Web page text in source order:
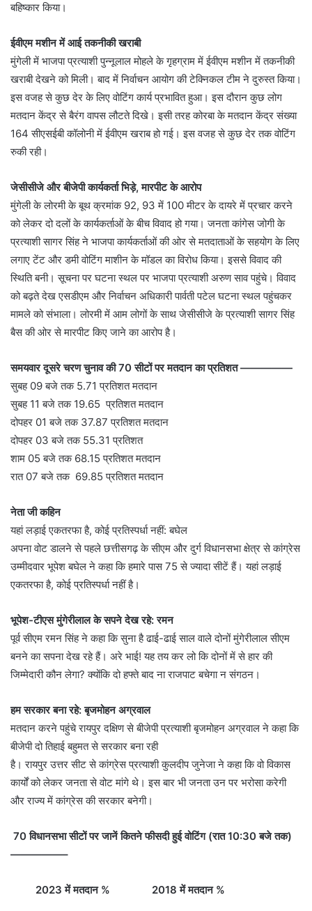
बहिष्कार किया।
ईवीएम मशीन में आई तकनीकी खराबी
मुंगेली में भाजपा प्रत्याशी पुन्नूलाल मोहले के गृहग्राम में ईवीएम मशीन में तकनीकी
खराबी देखने को मिली। बाद में निर्वाचन आयोग की टेक्निकल टीम ने दुरुस्त किया।
इस वजह से कुछ देर के लिए वोटिंग कार्य प्रभावित हुआ। इस दौरान कुछ लोग
मतदान केंद्र से बैरंग वापस लौटते दिखे। इसी तरह कोरबा के मतदान केंद्र संख्या
164 सीएसईबी कॉलोनी में ईवीएम खराब हो गई। इस वजह से कुछ देर तक वोटिंग
रुकी रही।
जेसीसीजे और बीजेपी कार्यकर्ता भिड़े, मारपीट के आरोप
मुंगेली के लोरमी के बूथ क्रमांक 92, 93 में 100 मीटर के दायरे में प्रचार करने
को लेकर दो दलों के कार्यकर्ताओं के बीच विवाद हो गया। जनता कांगेस जोगी के
प्रत्याशी सागर सिंह ने भाजपा कार्यकर्ताओं की ओर से मतदाताओं के सहयोग के लिए
लगाए टेंट और डमी वोटिंग माशीन के मॉडल का विरोध किया। इससे विवाद की
स्थिति बनी। सूचना पर घटना स्थल पर भाजपा प्रत्याशी अरुण साव पहुंचे। विवाद
को बढ़ते देख एसडीएम और निर्वाचन अधिकारी पार्वती पटेल घटना स्थल पहुंचकर
मामले को संभाला। लोरमी में आम लोगों के साथ जेसीसीजे के प्रत्याशी सागर सिंह
बैस की ओर से मारपीट किए जाने का आरोप है।
समयवार दूसरे चरण चुनाव की 70 सीटों पर मतदान का प्रतिशत —————
सुबह 09 बजे तक 5.71 प्रतिशत मतदान
सुबह 11 बजे तक 19.65 प्रतिशत मतदान
दोपहर 01 बजे तक 37.87 प्रतिशत मतदान
दोपहर 03 बजे तक 55.31 प्रतिशत
शाम 05 बजे तक 68.15 प्रतिशत मतदान
रात 07 बजे तक 69.85 प्रतिशत मतदान
नेता जी कहिन
यहां लड़ाई एकतरफा है, कोई प्रतिस्पर्धा नहीं: बघेल
अपना वोट डालने से पहले छत्तीसगढ़ के सीएम और दुर्ग विधानसभा क्षेत्र से कांग्रेस
उम्मीदवार भूपेश बघेल ने कहा कि हमारे पास 75 से ज्यादा सीटें हैं। यहां लड़ाई
एकतरफा है, कोई प्रतिस्पर्धा नहीं है।
भूपेश-टीएस मुंगेरीलाल के सपने देख रहे: रमन
पूर्व सीएम रमन सिंह ने कहा कि सुना है ढाई-ढाई साल वाले दोनों मुंगेरीलाल सीएम
बनने का सपना देख रहे हैं। अरे भाई! यह तय कर लो कि दोनों में से हार की
जिम्मेदारी कौन लेगा? क्योंकि दो हफ्ते बाद ना राजपाट बचेगा न संगठन।
हम सरकार बना रहे: बृजमोहन अग्रवाल
मतदान करने पहुंचे रायपुर दक्षिण से बीजेपी प्रत्याशी बृजमोहन अग्रवाल ने कहा कि
बीजेपी दो तिहाई बहुमत से सरकार बना रही
है। रायपुर उत्तर सीट से कांग्रेस प्रत्याशी कुलदीप जुनेजा ने कहा कि वो विकास
कार्यों को लेकर जनता से वोट मांगे थे। इस बार भी जनता उन पर भरोसा करेगी
और राज्य में कांग्रेस की सरकार बनेगी।
70 विधानसभा सीटों पर जानें कितने फीसदी हुई वोटिंग (रात 10:30 बजे तक)
—————–
2023 में मतदान % 2018 में मतदान %